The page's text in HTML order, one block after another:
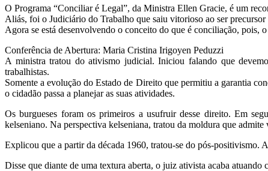
O Programa “Conciliar é Legal”, da Ministra Ellen Gracie, é um
Aliás, foi o Judiciário do Trabalho que saiu vitorioso ao ser
Agora se está desenvolvendo o conceito do que é conciliação, pois,
Conferência de Abertura: Maria Cristina Irigoyen Peduzzi
A ministra tratou do ativismo judicial. Iniciou falando que
trabalhistas.
Somente a evolução do Estado de Direito que permitiu a garantia
o cidadão passa a planejar as suas atividades.
Os burgueses foram os primeiros a usufruir desse direito. Em
kelseniano. Na perspectiva kelseniana, tratou da moldura que admite
Explicou que a partir da década 1960, tratou-se do pós-positivismo.
Disse que diante de uma textura aberta, o juiz ativista acaba